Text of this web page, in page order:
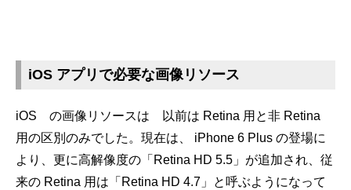
iOS アプリで必要な画像リソース
iOS の画像リソースは 以前は Retina 用と非 Retina
用の区別のみでした。現在は、 iPhone 6 Plus の登場に
より、更に高解像度の「Retina HD 5.5」が追加され、従
来の Retina 用は「Retina HD 4.7」と呼ぶようになって